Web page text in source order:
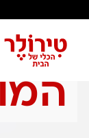
עמוד הבית